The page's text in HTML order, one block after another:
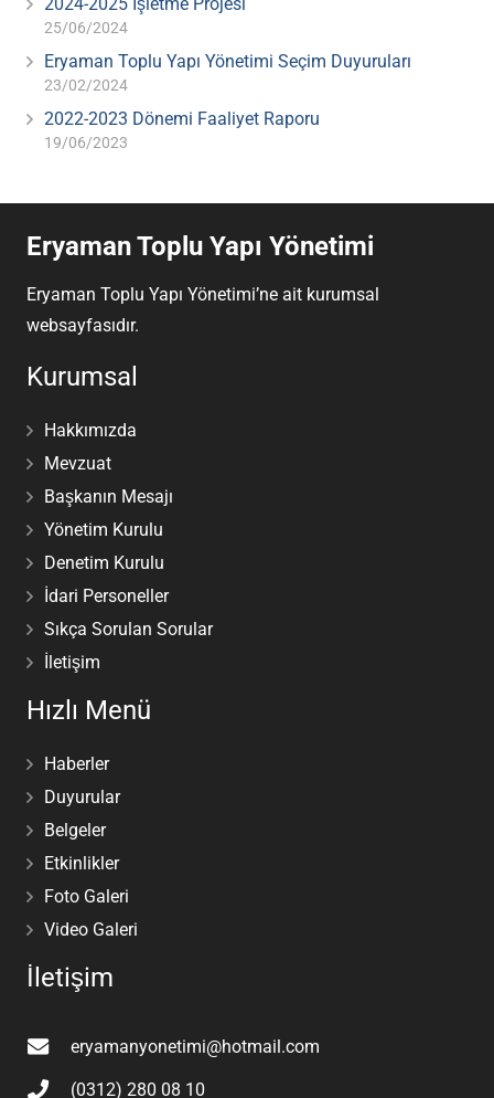
2024-2025 İşletme Projesi
25/06/2024
Eryaman Toplu Yapı Yönetimi Seçim Duyuruları
23/02/2024
2022-2023 Dönemi Faaliyet Raporu
19/06/2023
Eryaman Toplu Yapı Yönetimi
Eryaman Toplu Yapı Yönetimi’ne ait kurumsal
websayfasıdır.
Kurumsal
Hakkımızda
Mevzuat
Başkanın Mesajı
Yönetim Kurulu
Denetim Kurulu
İdari Personeller
Sıkça Sorulan Sorular
İletişim
Hızlı Menü
Haberler
Duyurular
Belgeler
Etkinlikler
Foto Galeri
Video Galeri
İletişim
eryamanyonetimi@hotmail.com
(0312) 280 08 10